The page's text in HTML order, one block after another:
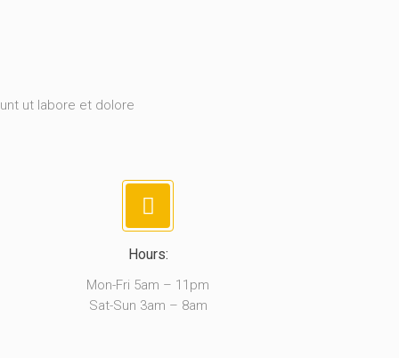
ut labore et dolore
Hours:
Mon-Fri 5am – 11pm
Sat-Sun 3am – 8am